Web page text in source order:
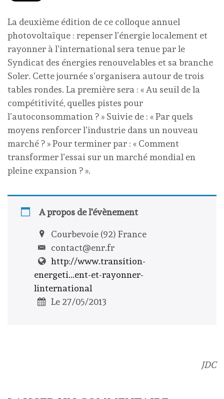
La deuxième édition de ce colloque annuel
photovoltaïque : repenser l’énergie localement et
rayonner à l’international sera tenue par le
Syndicat des énergies renouvelables et sa branche
Soler. Cette journée s’organisera autour de trois
tables rondes. La première sera : « Au seuil de la
compétitivité, quelles pistes pour
l’autoconsommation ? » Suivie de : « Par quels
moyens renforcer l’industrie dans un nouveau
marché ? » Pour terminer par : « Comment
transformer l’essai sur un marché mondial en
pleine expansion ? ».
A propos de l'évènement
Courbevoie (92) France
contact@enr.fr
http://www.transition-
energeti...ent-et-rayonner-
linternational
Le 27/05/2013
JDC